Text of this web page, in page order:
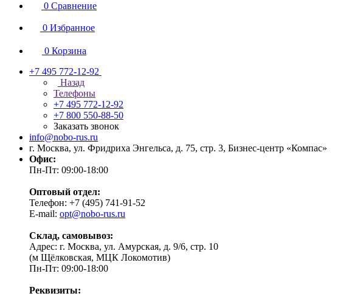
0 Сравнение
0 Избранное
0 Корзина
+7 495 772-12-92
Назад
Телефоны
+7 495 772-12-92
+7 800 550-88-50
Заказать звонок
info@nobo-rus.ru
г. Москва, ул. Фридриха Энгельса, д. 75, стр. 3, Бизнес-центр «Компас»
Офис:
Пн-Пт: 09:00-18:00
Оптовый отдел:
Телефон: +7 (495) 741-91-52
E-mail: opt@nobo-rus.ru
Склад, самовывоз:
Адрес: г. Москва, ул. Амурская, д. 9/6, стр. 10
(м Щёлковская, МЦК Локомотив)
Пн-Пт: 09:00-18:00
Реквизиты: